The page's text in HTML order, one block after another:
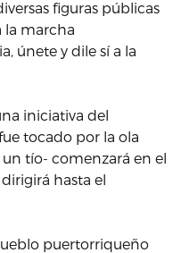
figuras públicas
la marcha
únete y dile sí a la
iniciativa del
tocado por la ola
tío- comenzará en el
hasta el
puertorriqueño